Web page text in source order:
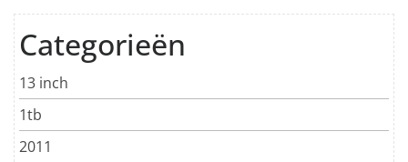
Categorieën
13 inch
1tb
2011